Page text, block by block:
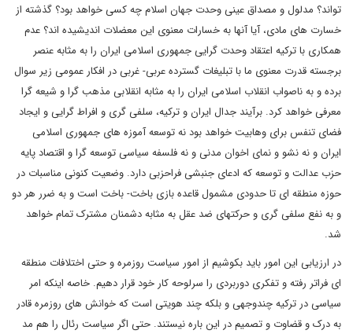
تواند؟ مدلول و مصداق عینی وحدت جهان اسلام چه کسی خواهد بود؟ گذشته از
خسارت های مادی، آیا آنها به خسارات معنوی این معضلات اندیشیده اند؟ عدم
همکاری با ترکیه اعتقاد وحدت گرایی جمهوری اسلامی ایران را به مثابه عنصر
برجسته قدرت معنوی ما با تبلیغات گسترده عربی- غربی در افکار عمومی زیر سوال
برده و به ناصواب انقلاب اسلامی ایران را به مثابه انقلابی مذهب گرا و شیعه گرا
معرفی خواهد کرد. برآیند جدال ایران و ترکیه، سلفی گری و افراط گرایی و ایجاد
فضای تنفس برای وهابیت خواهد بود نه توسعه آموزه های جمهوری اسلامی
ایران و نه نشو و نمای اخوان مدنی و نه فلسفه سیاسی توسعه گرا و اقتصاد پایه
حزب عدالت و توسعه که ادعای جنبشی فراحزبی دارد. وضعیت کنونی مناسبات در
حوزه منطقه ای تا حدودی مشمول قاعده بازی باخت- باخت است و به ضرر هر دو
و به نفع سلفی گری و حرکتهای ضد عقل به مثابه دشمنان مشترک تمام خواهد
شد.
در ارزیابی این امور باید بکوشیم از امور سیاست روزمره و حتی اختلافات منطقه
ای فراتر رفته و تفکری دوربردی را سرلوحه کار خود قرار دهیم. خاصه اینکه امر
سیاسی در ترکیه چندوجهی و بلکه چند هویتی است که خوانش های روزمره قادر
به درک و قضاوت و تصمیم در این باره نیستند. حتی اگر سیاست رئال را هم مد